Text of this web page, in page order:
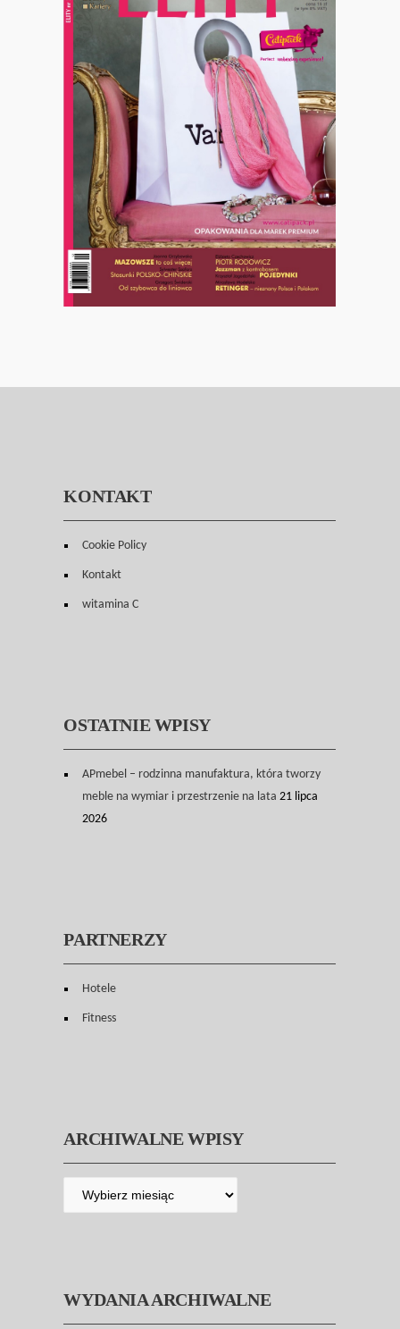
KONTAKT
Cookie Policy
Kontakt
witamina C
OSTATNIE WPISY
APmebel – rodzinna manufaktura, która tworzy
meble na wymiar i przestrzenie na lata 21 lipca
2026
PARTNERZY
Hotele
Fitness
ARCHIWALNE WPISY
WYDANIA ARCHIWALNE